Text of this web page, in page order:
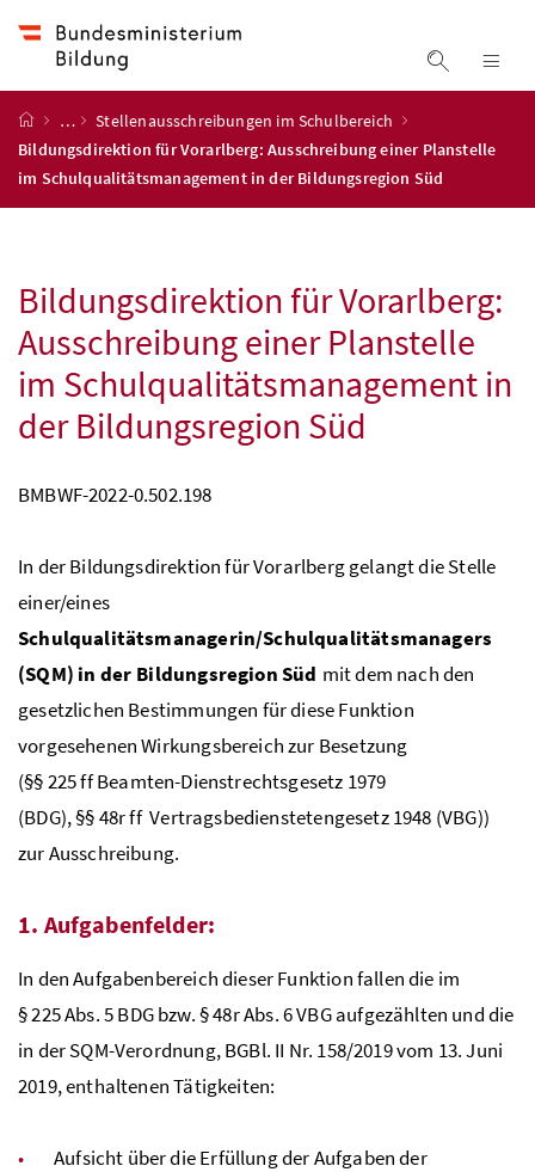
Suche
Startseite
…
Stellenausschreibungen im Schulbereich
Bildungsdirektion für Vorarlberg: Ausschreibung einer Planstelle
im Schulqualitätsmanagement in der Bildungsregion Süd
Bildungsdirektion für Vorarlberg:
Ausschreibung einer Planstelle
im Schulqualitätsmanagement in
der Bildungsregion Süd
BMBWF-2022-0.502.198
In der Bildungsdirektion für Vorarlberg gelangt die Stelle
einer/eines
Schulqualitätsmanagerin/Schulqualitätsmanagers
(SQM) in der Bildungsregion Süd mit dem nach den
gesetzlichen Bestimmungen für diese Funktion
vorgesehenen Wirkungsbereich zur Besetzung
(§§225ffBeamten-Dienstrechtsgesetz 1979
(BDG),§§48rffVertragsbedienstetengesetz 1948 (VBG))
zur Ausschreibung.
1. Aufgabenfelder:
In den Aufgabenbereich dieser Funktion fallen die im
§225Abs. 5BDGbzw.§48rAbs. 6VBGaufgezählten und die
in derSQM-Verordnung,BGBl. II Nr. 158/2019 vom 13. Juni
2019, enthaltenen Tätigkeiten:
Aufsicht über die Erfüllung der Aufgaben der